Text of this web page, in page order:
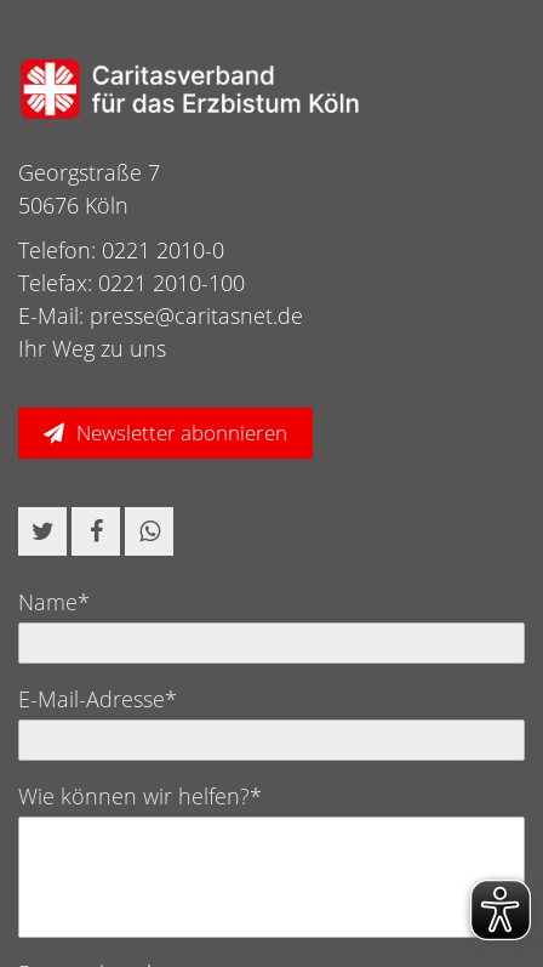
Georgstraße 7
50676 Köln
Telefon: 0221 2010-0
Telefax: 0221 2010-100
E-Mail: presse@caritasnet.de
Ihr Weg zu uns
Newsletter abonnieren
Name*
E-Mail-Adresse*
Wie können wir helfen?*